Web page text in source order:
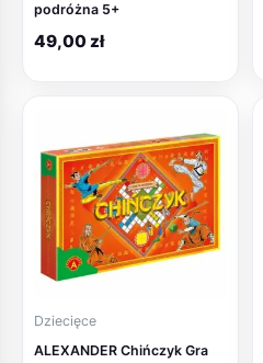
podróżna 5+
49,00 zł
Dziecięce
ALEXANDER Chińczyk Gra